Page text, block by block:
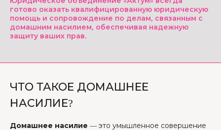
готово оказать квалифицированную юридическую
помощь и сопровождение по делам, связанным с
домашним насилием, обеспечивая надежную
защиту ваших прав.
ЧТО ТАКОЕ ДОМАШНЕЕ
НАСИЛИЕ?
Домашнее насилие — это умышленное совершение